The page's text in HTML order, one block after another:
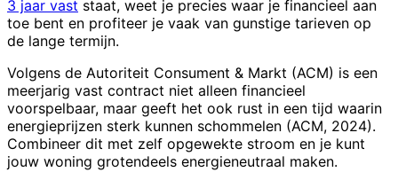
3 jaar vast staat, weet je precies waar je financieel aan
toe bent en profiteer je vaak van gunstige tarieven op
de lange termijn.
Volgens de Autoriteit Consument & Markt (ACM) is een
meerjarig vast contract niet alleen financieel
voorspelbaar, maar geeft het ook rust in een tijd waarin
energieprijzen sterk kunnen schommelen (ACM, 2024).
Combineer dit met zelf opgewekte stroom en je kunt
jouw woning grotendeels energieneutraal maken.